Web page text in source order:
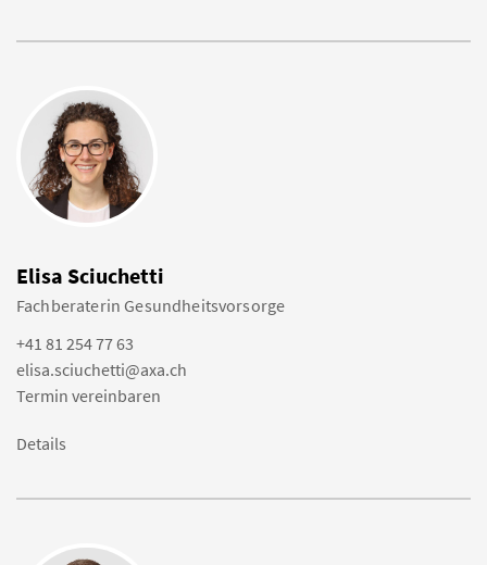
Elisa Sciuchetti
Fachberaterin Gesundheitsvorsorge
+41 81 254 77 63
elisa.sciuchetti@axa.ch
Termin vereinbaren
Details